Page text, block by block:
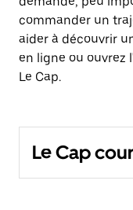
commander un
aider à découvrir
en ligne ou ouvrez
Le Cap.
Le Cap